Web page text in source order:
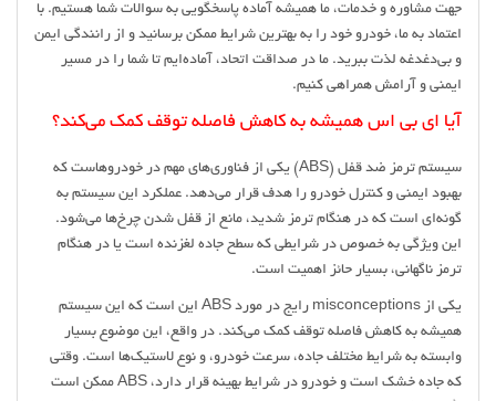
جهت مشاوره و خدمات، ما همیشه آماده پاسخگویی به سوالات شما هستیم. با
اعتماد به ما، خودرو خود را به بهترین شرایط ممکن برسانید و از رانندگی ایمن
و بی‌دغدغه لذت ببرید. ما در صداقت اتحاد، آماده‌ایم تا شما را در مسیر
ایمنی و آرامش همراهی کنیم.
آیا ای بی اس همیشه به کاهش فاصله توقف کمک می‌کند؟
سیستم ترمز ضد قفل (ABS) یکی از فناوری‌های مهم در خودروهاست که
بهبود ایمنی و کنترل خودرو را هدف قرار می‌دهد. عملکرد این سیستم به
گونه‌ای است که در هنگام ترمز شدید، مانع از قفل شدن چرخ‌ها می‌شود.
این ویژگی به خصوص در شرایطی که سطح جاده لغزنده است یا در هنگام
ترمز ناگهانی، بسیار حائز اهمیت است.
یکی از misconceptions رایج در مورد ABS این است که این سیستم
همیشه به کاهش فاصله توقف کمک می‌کند. در واقع، این موضوع بسیار
وابسته به شرایط مختلف جاده، سرعت خودرو، و نوع لاستیک‌ها است. وقتی
که جاده خشک است و خودرو در شرایط بهینه قرار دارد، ABS ممکن است